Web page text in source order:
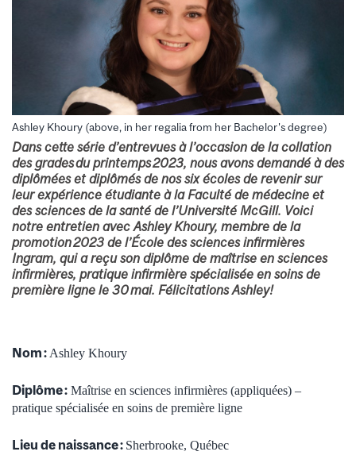
Ashley Khoury (above, in her regalia from her Bachelor's degree)
Dans cette série d’entrevues à l’occasion de la collation
des grades du printemps 2023, nous avons demandé à des
diplômées et diplômés de nos six écoles de revenir sur
leur expérience étudiante à la Faculté de médecine et
des sciences de la santé de l’Université McGill. Voici
notre entretien avec Ashley Khoury, membre de la
promotion 2023 de l’École des sciences infirmières
Ingram, qui a reçu son diplôme de maîtrise en sciences
infirmières, pratique infirmière spécialisée en soins de
première ligne le 30 mai. Félicitations Ashley!
Nom : Ashley Khoury
Diplôme : Maîtrise en sciences infirmières (appliquées) –
pratique spécialisée en soins de première ligne
Lieu de naissance : Sherbrooke, Québec